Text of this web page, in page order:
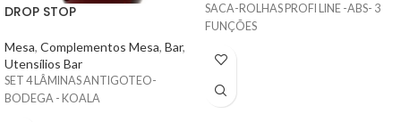
DROP STOP
Mesa, Complementos Mesa, Bar,
Utensílios Bar
SET 4 LÂMINAS ANTIGOTEO-
BODEGA - KOALA
SACA-ROLHAS PROFI LINE -ABS- 3
FUNÇÕES